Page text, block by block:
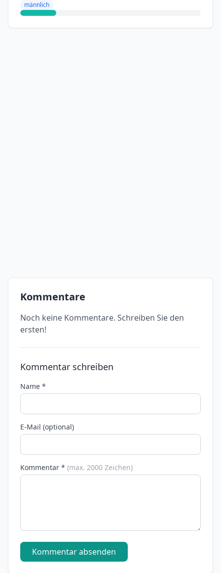
männlich
Kommentare
Noch keine Kommentare. Schreiben Sie den
ersten!
Kommentar schreiben
Name *
E-Mail (optional)
Kommentar * (max. 2000 Zeichen)
Kommentar absenden